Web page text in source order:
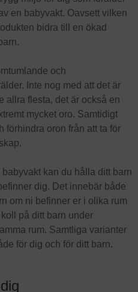
en babyvakt. Oavsett vilken
bidra till en ökad
och
Inte nog med att det är
allra flesta, det är också en
mycket oro. Samtidigt
förhindra oron från att ta för
kan du hålla ditt barn
dig. Det innebär både
om ni befinner er i olika rum
på ditt barn under
rum. Samtliga varianter
för dig och för ditt barn.